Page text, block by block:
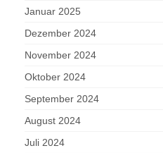
Januar 2025
Dezember 2024
November 2024
Oktober 2024
September 2024
August 2024
Juli 2024